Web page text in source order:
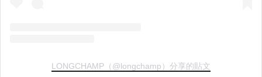
LONGCHAMP（@longchamp）分享的貼文